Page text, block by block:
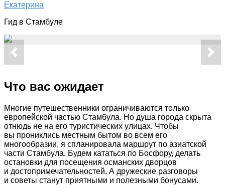
Екатерина
Гид в Стамбуле
Что вас ожидает
Многие путешественники ограничиваются только
европейской частью Стамбула. Но душа города скрыта
отнюдь не на его туристических улицах. Чтобы
вы прониклись местным бытом во всем его
многообразии, я спланировала маршрут по азиатской
части Стамбула. Будем кататься по Босфору, делать
остановки для посещения османских дворцов
и достопримечательностей. А дружеские разговоры
и советы станут приятными и полезными бонусами.